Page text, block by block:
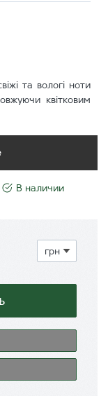
та вологі ноти
квітковим
В наличии